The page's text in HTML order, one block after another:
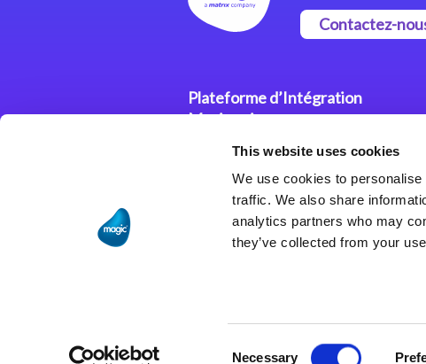
This website uses cookies
We use cookies to
traffic. We also share
analytics partners who may
they’ve collected from your
Necessary
Contactez-
Plateforme d’Intégration
Magic xpi
Plateformes d’Intégration
Solutions d’Intégration